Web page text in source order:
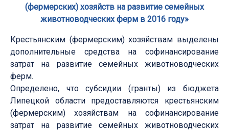
(фермерских) хозяйств на развитие семейных
животноводческих ферм в 2016 году»
Крестьянским (фермерским) хозяйствам выделены
дополнительные средства на софинансирование
затрат на развитие семейных животноводческих
ферм.
Определено, что субсидии (гранты) из бюджета
Липецкой области предоставляются крестьянским
(фермерским) хозяйствам на софинансирование
затрат на развитие семейных животноводческих